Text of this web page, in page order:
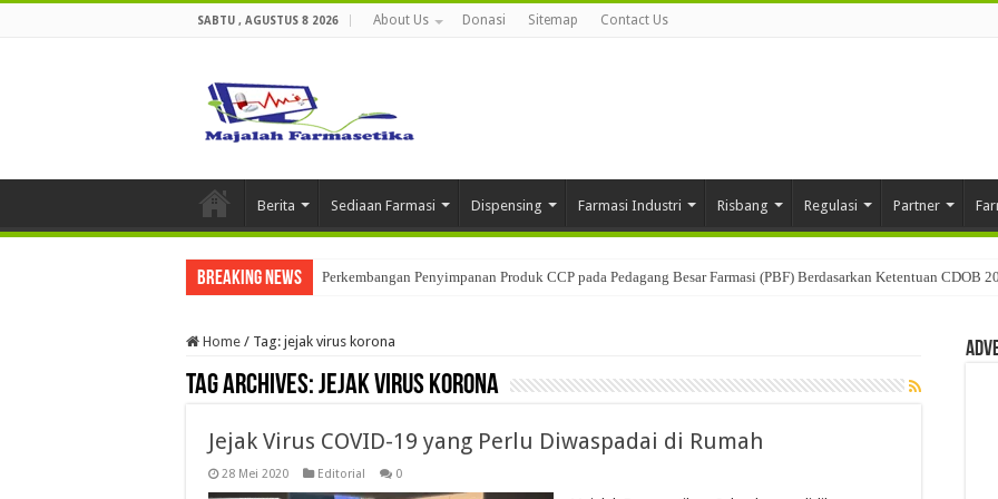
SABTU , AGUSTUS 8 2026 About Us Donasi Sitemap Contact Us
Berita Sediaan Farmasi Dispensing Farmasi Industri Risbang Regulasi Partner
Breaking News Perkembangan Penyimpanan Produk CCP pada Pedagang Besar Farmasi (PBF) Berdasarkan Ketentuan CDOB
Ketika Obat Menunggu Keputusan: Mengenal Peran Karantina Produk dalam Distribusi Farmasi
Home / Tag: jejak virus korona
Tag Archives:jejak virus korona
Jejak Virus COVID-19 yang Perlu Diwaspadai di Rumah
28 Mei 2020 Editorial 0